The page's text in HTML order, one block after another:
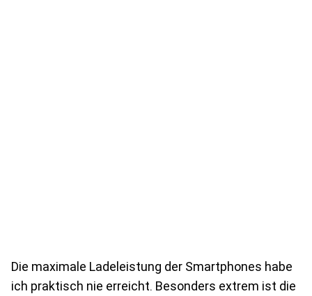
Die maximale Ladeleistung der Smartphones habe
ich praktisch nie erreicht. Besonders extrem ist die